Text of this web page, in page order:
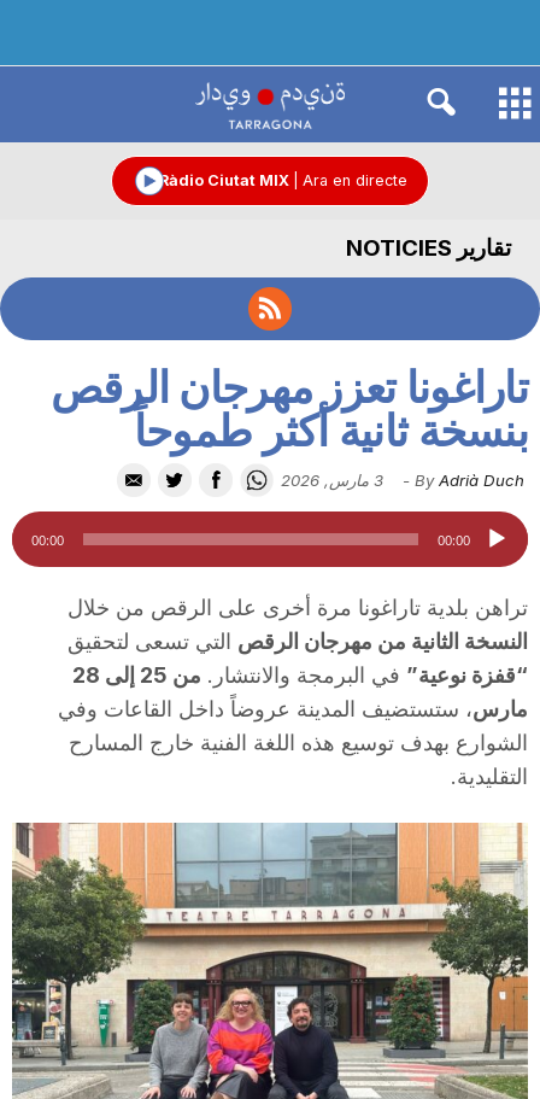
d
C
i
u
t
d
e
Ara en directe
Ràdio Ciutat MIX
تقارير NOTICIES
تاراغونا تعزز مهرجان الرقص
بنسخة ثانية أكثر طموحاً
By Adrià Duch
- 3 مارس, 2026
مشغل
الصوت
00:00
00:00
تراهن بلدية تاراغونا مرة أخرى على الرقص من خلال
النسخة الثانية من مهرجان الرقص التي تسعى لتحقيق
“قفزة نوعية” في البرمجة والانتشار.
من 25 إلى 28
مارس، ستستضيف المدينة عروضاً داخل القاعات وفي
الشوارع بهدف توسيع هذه اللغة الفنية خارج المسارح
التقليدية.